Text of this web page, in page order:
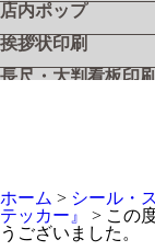
店内ポップ
挨拶状印刷
長尺・大判看板印
工具用社名シール
工具用社名シール
ホーム > シール・
テッカー』
> この
うございました。